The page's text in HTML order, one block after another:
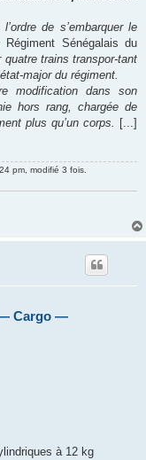
de s’embarquer le
Régiment Sénégalais du
quatre trains transpor-tant
major du régiment.
modification dans son
hors rang, chargée de
plus qu’un corps. [...]
pm, modifié 3 fois.
― Cargo ―
à 12 kg